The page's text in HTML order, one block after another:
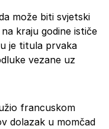
može biti svjetski
kraju godine ističe
je titula prvaka
vezane uz
francuskom
dolazak u momčad